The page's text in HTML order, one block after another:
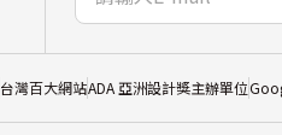
台灣百大網站ADA 亞洲設計獎主辦單位